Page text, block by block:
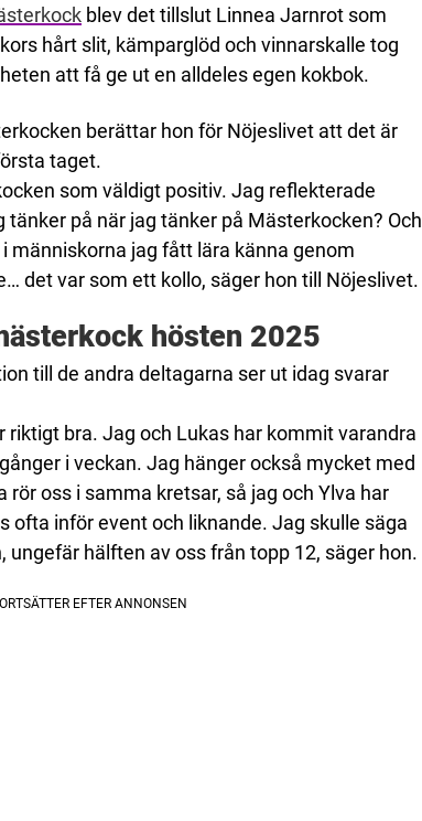
blev det tillslut Linnea Jarnrot som
hårt slit, kämparglöd och vinnarskalle tog
att få ge ut en alldeles egen kokbok.
berättar hon för Nöjeslivet att det är
taget.
som väldigt positiv. Jag reflekterade
på när jag tänker på Mästerkocken? Och
människorna jag fått lära känna genom
det var som ett kollo, säger hon till Nöjeslivet.
hösten 2025
till de andra deltagarna ser ut idag svarar
bra. Jag och Lukas har kommit varandra
i veckan. Jag hänger också mycket med
rör oss i samma kretsar, så jag och Ylva har
ofta inför event och liknande. Jag skulle säga
hälften av oss från topp 12, säger hon.